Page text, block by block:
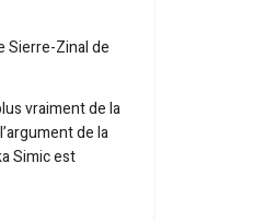
Sierre-Zinal de
vraiment de la
de la
Simic est